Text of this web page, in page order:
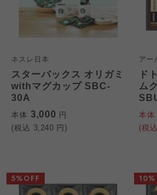
ネスレ日本
スターバックス オリガミ
withマグカップ SBC-
30A
本体 3,000 円
(税込 3,240 円)
アー
ド
ム
本体
(税込
5%OFF
わかやま市
わかやま市